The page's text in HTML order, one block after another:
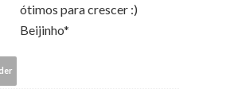
ótimos para crescer :)
Beijinho*